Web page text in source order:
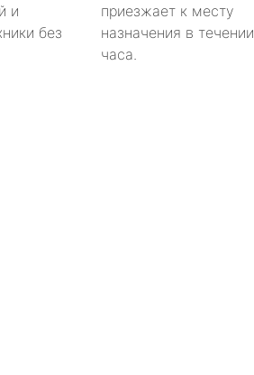
и
без
приезжает к месту
назначения в течении
часа.